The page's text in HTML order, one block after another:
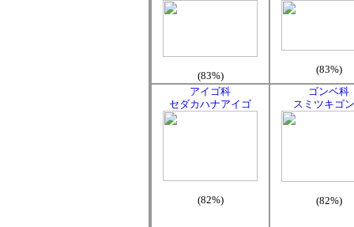
(83%)
(83%)
アイゴ科
セダカハナアイゴ
(82%)
ゴンベ科
スミツキゴ
(82%)